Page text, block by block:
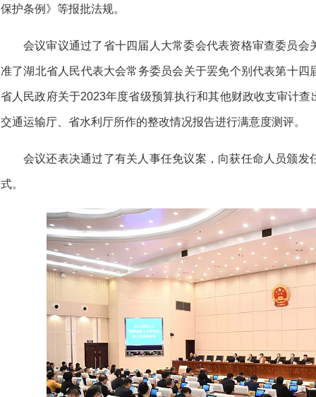
保护条例》等报批法规。
会议审议通过了省十四届人大常委会代表资格审查委员
准了湖北省人民代表大会常务委员会关于罢免个别代表第十
省人民政府关于2023年度省级预算执行和其他财政收支审计
交通运输厅、省水利厅所作的整改情况报告进行满意度测评。
会议还表决通过了有关人事任免议案，向获任命人员颁
式。